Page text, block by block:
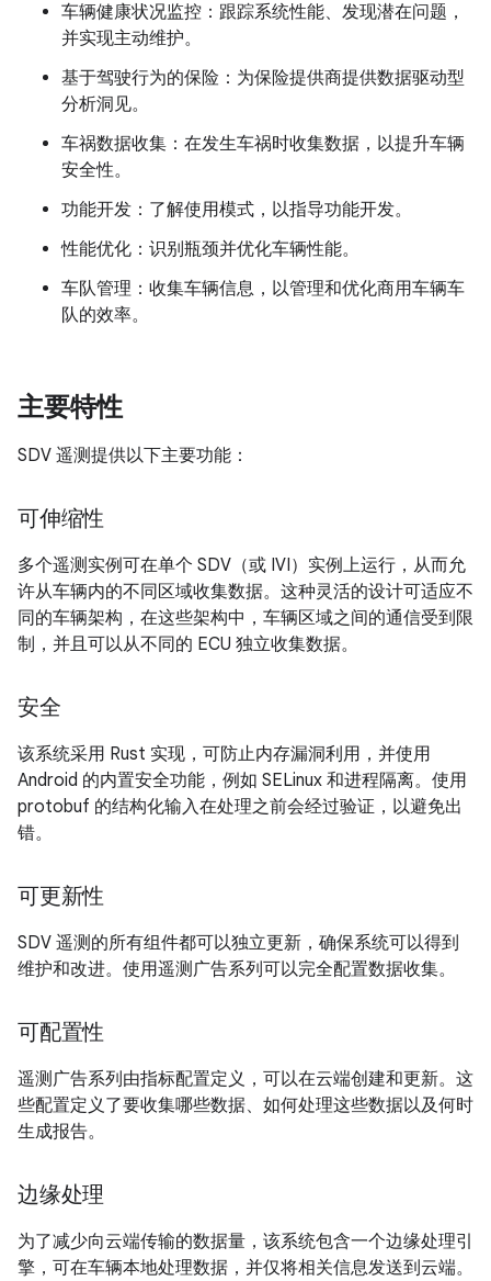
车辆健康状况监控：跟踪系统性能、发现潜在问题，
并实现主动维护。
基于驾驶行为的保险：为保险提供商提供数据驱动型
分析洞见。
车祸数据收集：在发生车祸时收集数据，以提升车辆
安全性。
功能开发：了解使用模式，以指导功能开发。
性能优化：识别瓶颈并优化车辆性能。
车队管理：收集车辆信息，以管理和优化商用车辆车
队的效率。
主要特性
SDV 遥测提供以下主要功能：
可伸缩性
多个遥测实例可在单个 SDV（或 IVI）实例上运行，从而允
许从车辆内的不同区域收集数据。这种灵活的设计可适应不
同的车辆架构，在这些架构中，车辆区域之间的通信受到限
制，并且可以从不同的 ECU 独立收集数据。
安全
该系统采用 Rust 实现，可防止内存漏洞利用，并使用
Android 的内置安全功能，例如 SELinux 和进程隔离。使用
protobuf 的结构化输入在处理之前会经过验证，以避免出
错。
可更新性
SDV 遥测的所有组件都可以独立更新，确保系统可以得到
维护和改进。使用遥测广告系列可以完全配置数据收集。
可配置性
遥测广告系列由指标配置定义，可以在云端创建和更新。这
些配置定义了要收集哪些数据、如何处理这些数据以及何时
生成报告。
边缘处理
为了减少向云端传输的数据量，该系统包含一个边缘处理引
擎，可在车辆本地处理数据，并仅将相关信息发送到云端。